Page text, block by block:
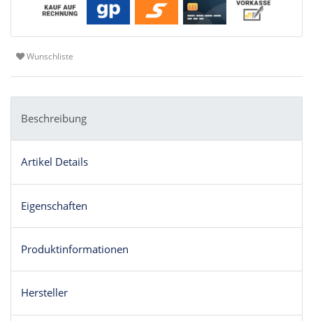
Wunschliste
Beschreibung
Artikel Details
Eigenschaften
Produktinformationen
Hersteller